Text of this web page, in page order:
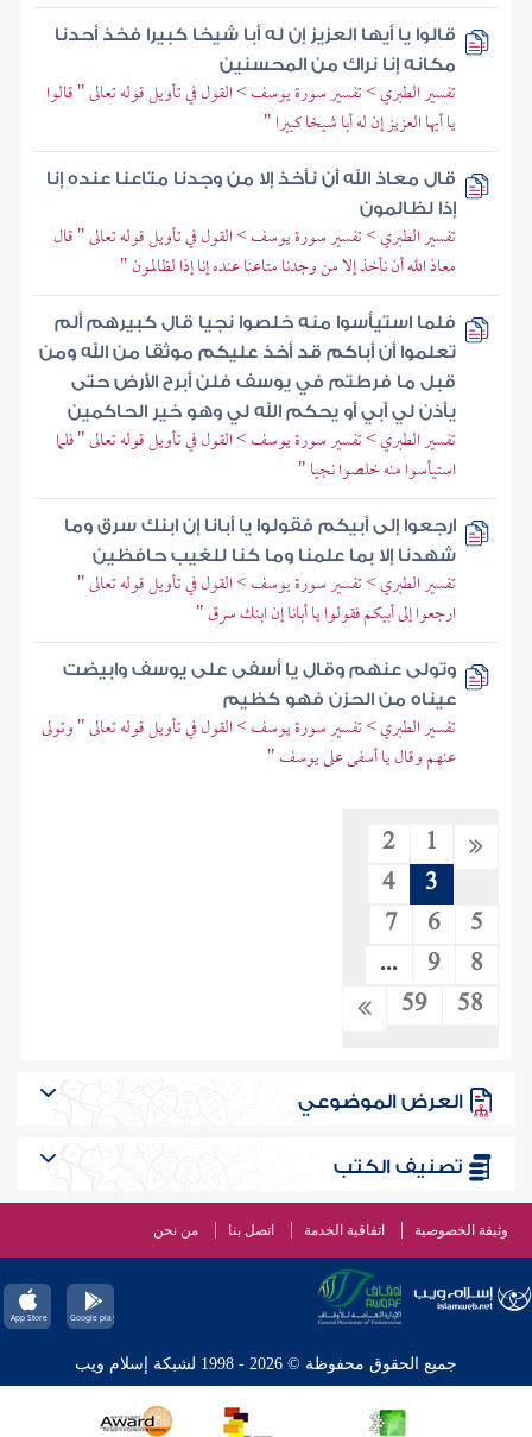
قالوا يا أيها العزيز إن له أبا شيخا كبيرا فخذ أحدنا
مكانه إنا نراك من المحسنين
تفسير الطبري > تفسير سورة يوسف > القول في تأويل قوله تعالى " قالوا
يا أيها العزيز إن له أبا شيخا كبيرا "
قال معاذ الله أن نأخذ إلا من وجدنا متاعنا عنده إنا
إذا لظالمون
تفسير الطبري > تفسير سورة يوسف > القول في تأويل قوله تعالى " قال
معاذ الله أن نأخذ إلا من وجدنا متاعنا عنده إنا إذا لظالمون "
فلما استيأسوا منه خلصوا نجيا قال كبيرهم ألم
تعلموا أن أباكم قد أخذ عليكم موثقا من الله ومن
قبل ما فرطتم في يوسف فلن أبرح الأرض حتى
يأذن لي أبي أو يحكم الله لي وهو خير الحاكمين
تفسير الطبري > تفسير سورة يوسف > القول في تأويل قوله تعالى " فلما
استيأسوا منه خلصوا نجيا "
ارجعوا إلى أبيكم فقولوا يا أبانا إن ابنك سرق وما
شهدنا إلا بما علمنا وما كنا للغيب حافظين
تفسير الطبري > تفسير سورة يوسف > القول في تأويل قوله تعالى "
ارجعوا إلى أبيكم فقولوا يا أبانا إن ابنك سرق "
وتولى عنهم وقال يا أسفى على يوسف وابيضت
عيناه من الحزن فهو كظيم
تفسير الطبري > تفسير سورة يوسف > القول في تأويل قوله تعالى " وتولى
عنهم وقال يا أسفى على يوسف "
1
2
3
4
5
6
7
8
9
...
58
59
العرض الموضوعي
تصنيف الكتب
وثيقة الخصوصية اتفاقية الخدمة اتصل بنا من نحن
جميع الحقوق محفوظة © 2026 - 1998 لشبكة إسلام ويب